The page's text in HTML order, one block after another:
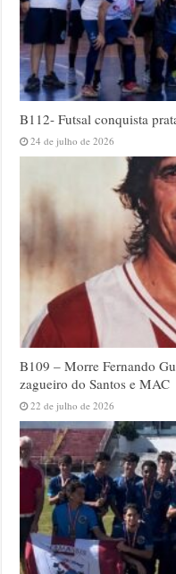
B112- Futsal conquista
24 de julho de 2026
B109 – Morre Fernando
zagueiro do Santos e MAC
22 de julho de 2026